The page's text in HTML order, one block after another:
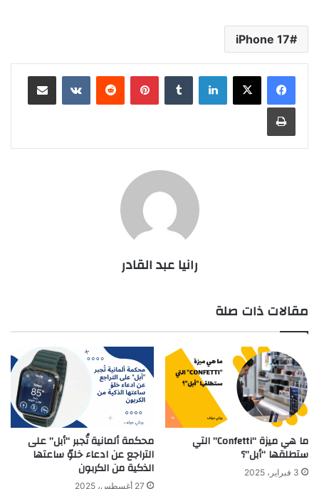
iPhone 17
لينكدإن بينتيريست مشاركة عبر البريد
طباعة
رانيا عبد القادر
مقالات ذات صلة
ما هي ميزة “Confetti” التي
ستطلقها “أبل”؟
3 فبراير، 2025
محكمة ألمانية تُجبر “أبل” على
التراجع عن ادعاء خلوّ ساعتها
الذكية من الكربون
27 أغسطس، 2025